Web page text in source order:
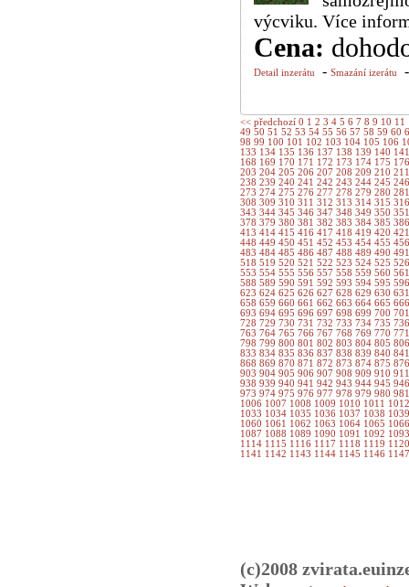
výcviku. Více
Cena:
Detail inzerátu - Smazání izerátu
<< předchozí 0 1 2 3 4 5 6 7 8 9 10 11
49 50 51 52 53 54 55 56 57 58 59 60
98 99 100 101 102 103 104 105 106
133 134 135 136 137 138 139 140
168 169 170 171 172 173 174 175
203 204 205 206 207 208 209 210
238 239 240 241 242 243 244 245
273 274 275 276 277 278 279 280
308 309 310 311 312 313 314 315
343 344 345 346 347 348 349 350
378 379 380 381 382 383 384 385
413 414 415 416 417 418 419 420
448 449 450 451 452 453 454 455
483 484 485 486 487 488 489 490
518 519 520 521 522 523 524 525
553 554 555 556 557 558 559 560
588 589 590 591 592 593 594 595
623 624 625 626 627 628 629 630
658 659 660 661 662 663 664 665
693 694 695 696 697 698 699 700
728 729 730 731 732 733 734 735
763 764 765 766 767 768 769 770
798 799 800 801 802 803 804 805
833 834 835 836 837 838 839 840
868 869 870 871 872 873 874 875
903 904 905 906 907 908 909 910
938 939 940 941 942 943 944 945
973 974 975 976 977 978 979 980
1006 1007 1008 1009 1010 1011
1033 1034 1035 1036 1037 1038
1060 1061 1062 1063 1064 1065
1087 1088 1089 1090 1091 1092
1114 1115 1116 1117 1118 1119
1141 1142 1143 1144 1145 1146
(c)2008